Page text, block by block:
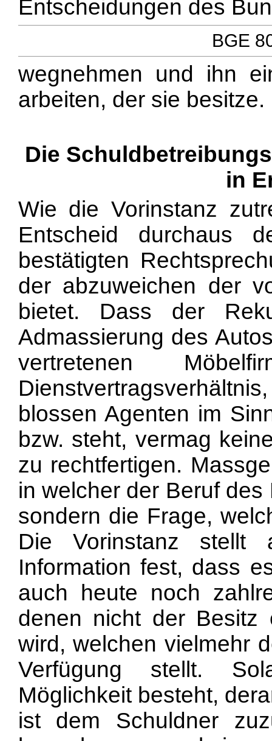
Entscheidungen des
BGE
wegnehmen und ihn
arbeiten, der sie besitze.
Die
in
Wie die Vorinstanz
Entscheid durchaus
bestätigten
der abzuweichen der
bietet. Dass der
Admassierung des
vertretenen
blossen Agenten im
bzw. steht, vermag
zu rechtfertigen.
in welcher der Beruf
sondern die Frage,
Die Vorinstanz stellt
Information fest, dass
auch heute noch
denen nicht der Besitz
wird, welchen vielmehr
Verfügung stellt.
Möglichkeit besteht,
ist dem Schuldner